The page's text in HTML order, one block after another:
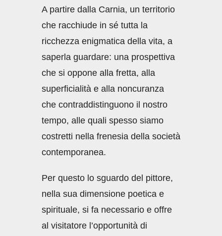
A partire dalla Carnia, un territorio
che racchiude in sé tutta la
ricchezza enigmatica della vita, a
saperla guardare: una prospettiva
che si oppone alla fretta, alla
superficialità e alla noncuranza
che contraddistinguono il nostro
tempo, alle quali spesso siamo
costretti nella frenesia della società
contemporanea.
Per questo lo sguardo del pittore,
nella sua dimensione poetica e
spirituale, si fa necessario e offre
al visitatore l’opportunità di